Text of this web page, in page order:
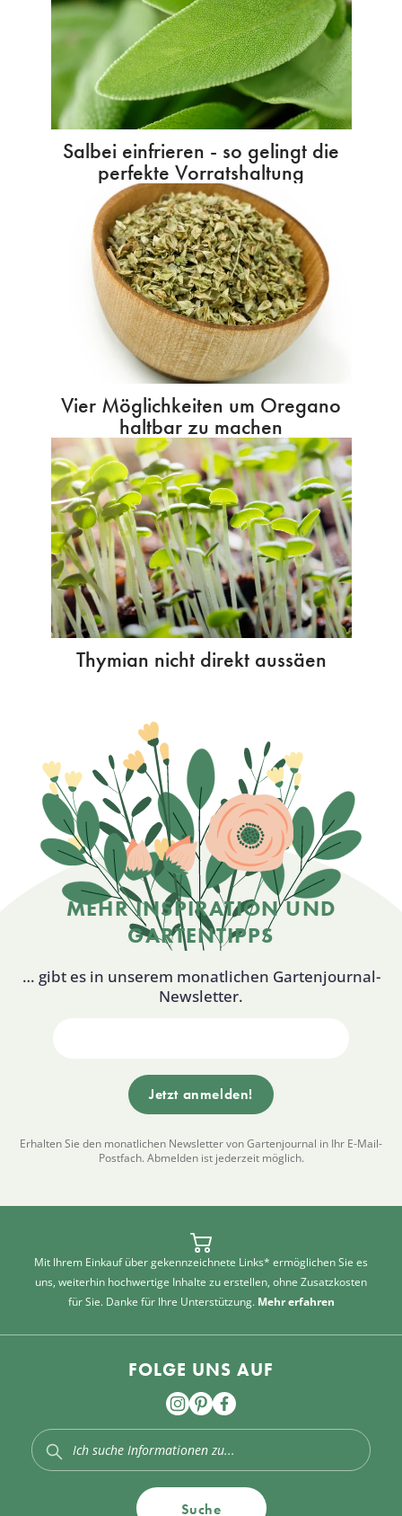
Salbei einfrieren - so gelingt die
perfekte Vorratshaltung
Vier Möglichkeiten um Oregano
haltbar zu machen
Thymian nicht direkt aussäen
MEHR INSPIRATION UND
GARTENTIPPS
… gibt es in unserem monatlichen Gartenjournal-
Newsletter.
Erhalten Sie den monatlichen Newsletter von Gartenjournal in Ihr E-Mail-
Postfach. Abmelden ist jederzeit möglich.
Mit Ihrem Einkauf über gekennzeichnete Links* ermöglichen Sie es
uns, weiterhin hochwertige Inhalte zu erstellen, ohne Zusatzkosten
für Sie. Danke für Ihre Unterstützung. Mehr erfahren
FOLGE UNS AUF
Suche